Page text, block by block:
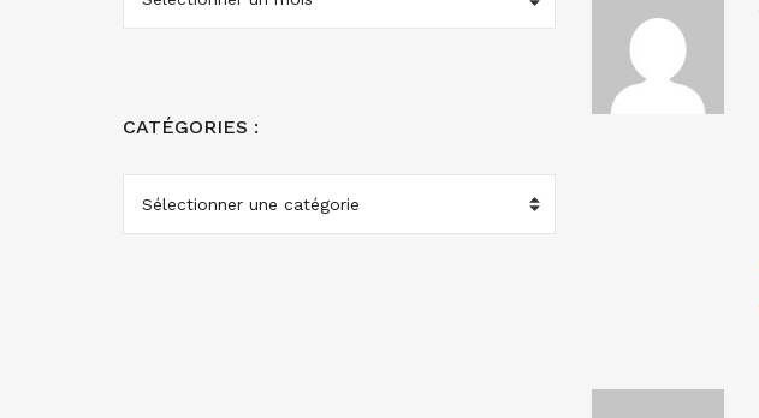
CATÉGORIES :
CATÉGORIES